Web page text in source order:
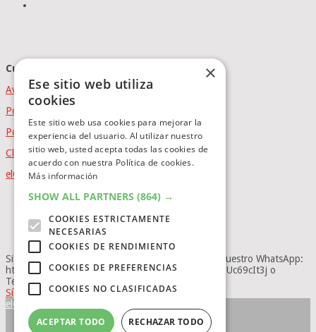
Cumplimiento Normativo
Aviso Legal
Política de Privacidad
Política de Cookies
Clausula de afiliación
elCatalejo Copyright © 2026.
BLOG
OFERTAS INTERNACIONLES
OFERTAS LEGO
Si no quieres perderte ninguna novedad, únete a nuestro WhatsApp:
https://whatsapp.com/channel/0029Va8BRdy9cDDUc69cIt3j o
Telegram: https://t.me/elcatalejo
Síguenos
elCatalejo
INICIO
×
Ese sitio web utiliza
cookies
Este sitio web usa cookies para mejorar la
experiencia del usuario. Al utilizar nuestro
sitio web, usted acepta todas las cookies de
acuerdo con nuestra Política de cookies.
Más información
SHOW ALL PARTNERS (864) →
COOKIES ESTRICTAMENTE
NECESARIAS
COOKIES DE RENDIMIENTO
COOKIES DE PREFERENCIAS
COOKIES NO CLASIFICADAS
ACEPTAR TODO RECHAZAR TODO